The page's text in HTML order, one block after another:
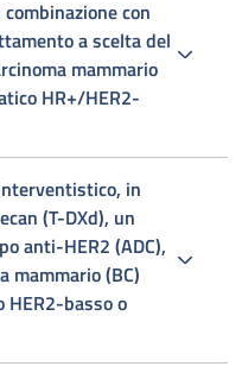
con
a scelta del
mammario
HR+/HER2-
in
(T-DXd), un
anti-HER2 (ADC),
mammario (BC)
HER2-basso o